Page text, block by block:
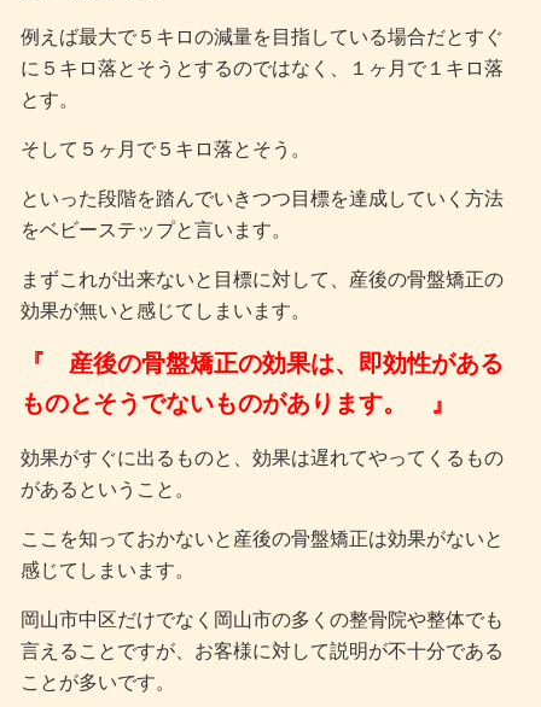
例えば最大で５キロの減量を目指している場合だとすぐ
に５キロ落とそうとするのではなく、１ヶ月で１キロ落
とす。
そして５ヶ月で５キロ落とそう。
といった段階を踏んでいきつつ目標を達成していく方法
をベビーステップと言います。
まずこれが出来ないと目標に対して、産後の骨盤矯正の
効果が無いと感じてしまいます。
『 産後の骨盤矯正の効果は、即効性がある
ものとそうでないものがあります。 』
効果がすぐに出るものと、効果は遅れてやってくるもの
があるということ。
ここを知っておかないと産後の骨盤矯正は効果がないと
感じてしまいます。
岡山市中区だけでなく岡山市の多くの整骨院や整体でも
言えることですが、お客様に対して説明が不十分である
ことが多いです。